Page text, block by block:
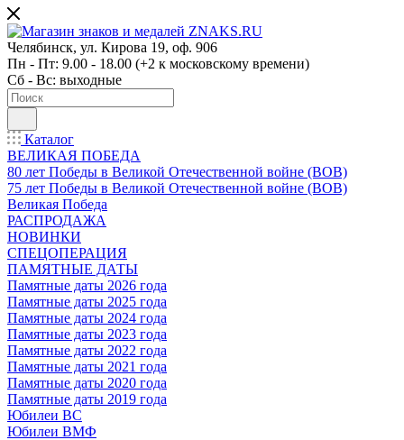
Челябинск, ул. Кирова 19, оф. 906
Пн - Пт: 9.00 - 18.00 (+2 к московскому времени)
Сб - Вс: выходные
Каталог
ВЕЛИКАЯ ПОБЕДА
80 лет Победы в Великой Отечественной войне (ВОВ)
75 лет Победы в Великой Отечественной войне (ВОВ)
Великая Победа
РАСПРОДАЖА
НОВИНКИ
СПЕЦОПЕРАЦИЯ
ПАМЯТНЫЕ ДАТЫ
Памятные даты 2026 года
Памятные даты 2025 года
Памятные даты 2024 года
Памятные даты 2023 года
Памятные даты 2022 года
Памятные даты 2021 года
Памятные даты 2020 года
Памятные даты 2019 года
Юбилеи ВС
Юбилеи ВМФ